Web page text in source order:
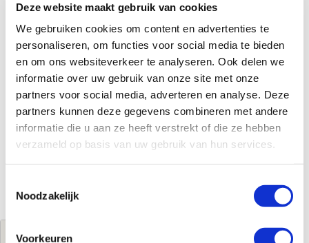
Deze website maakt gebruik van cookies
We gebruiken cookies om content en advertenties te
personaliseren, om functies voor social media te bieden
en om ons websiteverkeer te analyseren. Ook delen we
informatie over uw gebruik van onze site met onze
partners voor social media, adverteren en analyse. Deze
partners kunnen deze gegevens combineren met andere
informatie die u aan ze heeft verstrekt of die ze hebben
verzameld op basis van uw gebruik van hun services.
Noodzakelijk
Voorkeuren
Jouw brutoprijs